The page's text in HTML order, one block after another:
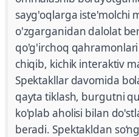
sayg'oqlarga iste'molchi
o'zgarganidan dalolat
qo'g'irchoq
chiqib, kichik interaktiv
Spektakllar davomida
qayta tiklash, burgutni
ko'plab aholisi bilan
beradi. Spektakldan